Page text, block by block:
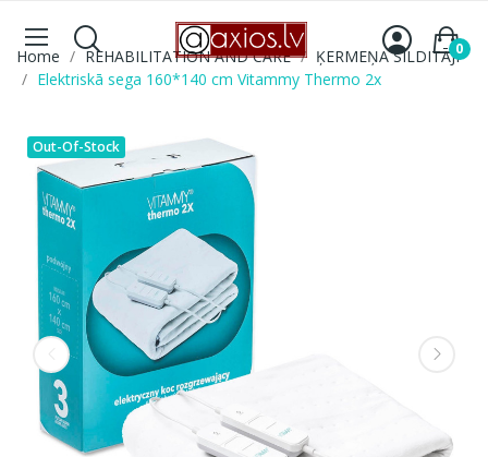
0
Home REHABILITATION AND CARE
ĶERMEŅA SILDITĀJI
Elektriskā sega 160*140 cm Vitammy Thermo 2x
Out-Of-Stock